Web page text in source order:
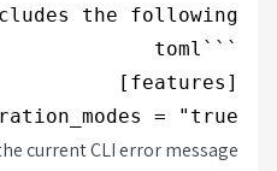
= "true"
current CLI error message: